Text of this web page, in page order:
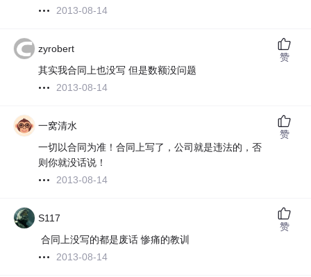
2013-08-14
zyrobert
其实我合同上也没写 但是数额没问题
2013-08-14
赞
一窝清水
一切以合同为准！合同上写了，公司就是违法的，否
则你就没话说！
2013-08-14
赞
S117
合同上没写的都是废话 惨痛的教训
2013-08-14
赞